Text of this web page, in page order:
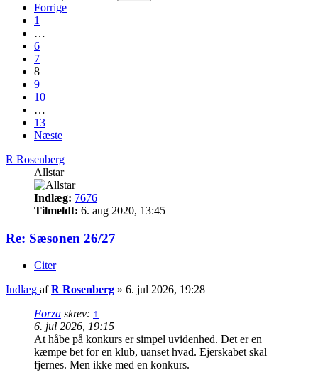
Forrige
1
…
6
7
8
9
10
…
13
Næste
R Rosenberg
Allstar
Indlæg: 7676
Tilmeldt: 6. aug 2020, 13:45
Re: Sæsonen 26/27
Citer
Indlæg afR Rosenberg » 6. jul 2026, 19:28
Forza skrev: ↑
6. jul 2026, 19:15
At håbe på konkurs er simpel uvidenhed. Det er en
kæmpe bet for en klub, uanset hvad. Ejerskabet skal
fjernes. Men ikke med en konkurs.